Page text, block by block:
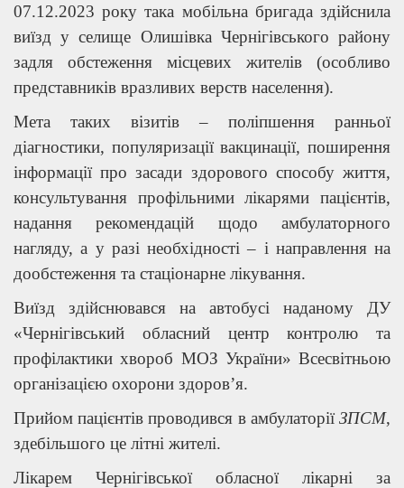
07.12.2023 року така мобільна бригада здійснила
виїзд у селище Олишівка Чернігівського району
задля обстеження місцевих жителів (особливо
представників вразливих верств населення).
Мета таких візитів – поліпшення ранньої
діагностики, популяризації вакцинації, поширення
інформації про засади здорового способу життя,
консультування профільними лікарями пацієнтів,
надання рекомендацій щодо амбулаторного
нагляду, а у разі необхідності – і направлення на
дообстеження та стаціонарне лікування.
Виїзд здійснювався на автобусі наданому ДУ
«Чернігівський обласний центр контролю та
профілактики хвороб МОЗ України» Всесвітньою
організацією охорони здоров’я.
Прийом пацієнтів проводився в амбулаторіїЗПСМ,
здебільшого це літні жителі.
Лікарем Чернігівської обласної лікарні за